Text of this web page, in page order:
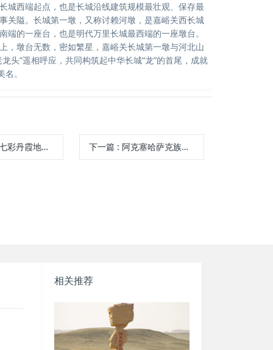
城西端起点，也是长城沿线建筑规模最壮观、保存最
关隘。长城第一墩，又称讨赖河墩，是嘉峪关西长城
端的一座台，也是明代万里长城最西端的一座墩台。
，墩台无数，密如繁星，嘉峪关长城第一墩与河北山
头”遥相呼应，共同构筑起中华长城“龙”的首尾，成就
。
丹霞地质公园 下一篇 :阿克塞哈萨克族自治县民族风情园
相关推荐